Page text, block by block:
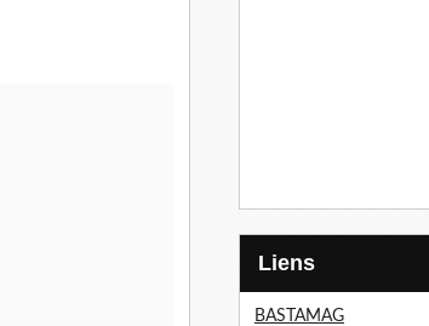
Liens
BASTAMAG